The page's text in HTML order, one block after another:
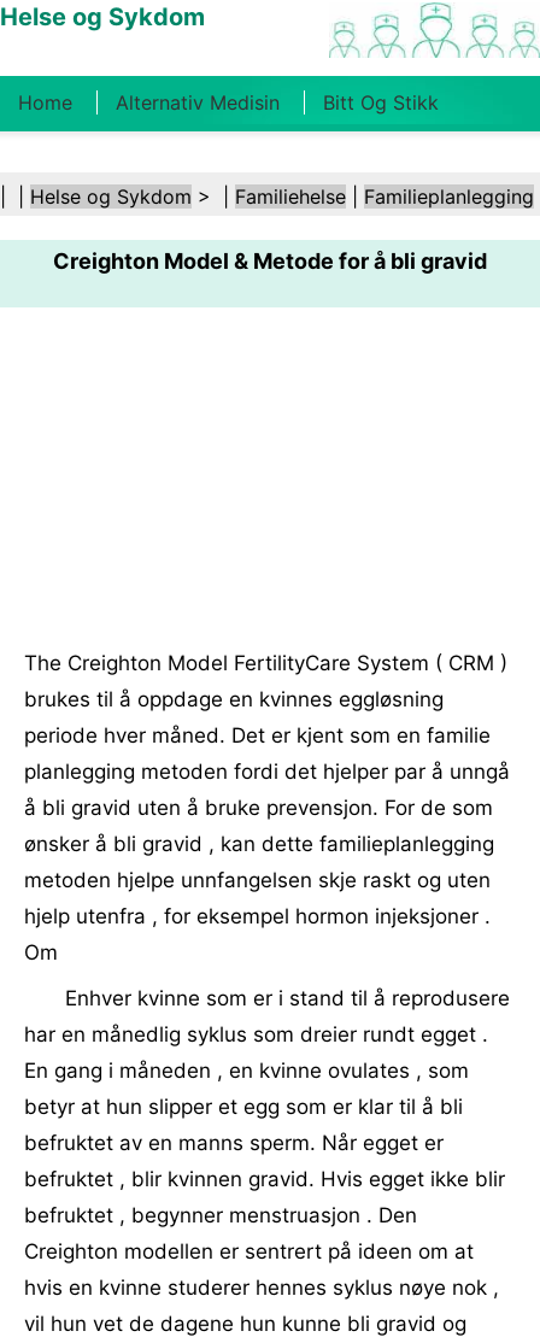
Helse og Sykdom
Home Alternativ Medisin Bitt Og Stikk
Kosthold Og Ernæring Familiehelse
Helsebransjen Psykisk Helse Folkehelse Og
Sikkerhet Kirurgi Og Prosedyrer Helse
Helse og Sykdom > | Familiehelse Familieplanlegging
Creighton Model & Metode for å bli gravid
The Creighton Model FertilityCare System ( CRM )
brukes til å oppdage en kvinnes eggløsning
periode hver måned. Det er kjent som en familie
planlegging metoden fordi det hjelper par å unngå
å bli gravid uten å bruke prevensjon. For de som
ønsker å bli gravid , kan dette familieplanlegging
metoden hjelpe unnfangelsen skje raskt og uten
hjelp utenfra , for eksempel hormon injeksjoner .
Om
Enhver kvinne som er i stand til å reprodusere
har en månedlig syklus som dreier rundt egget .
En gang i måneden , en kvinne ovulates , som
betyr at hun slipper et egg som er klar til å bli
befruktet av en manns sperm. Når egget er
befruktet , blir kvinnen gravid. Hvis egget ikke blir
befruktet , begynner menstruasjon . Den
Creighton modellen er sentrert på ideen om at
hvis en kvinne studerer hennes syklus nøye nok ,
vil hun vet de dagene hun kunne bli gravid og